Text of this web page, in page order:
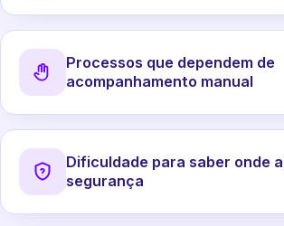
Processos que dependem de
acompanhamento manual
Dificuldade para saber onde
segurança